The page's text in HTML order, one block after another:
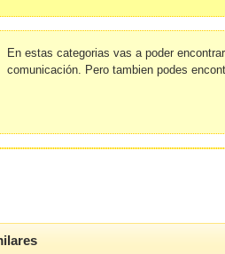
En estas categorias vas a poder
comunicación. Pero tambien podes